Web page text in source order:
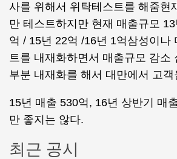
사를 위해서 위탁테스트를 해줌현
만 테스트하지만 현재 매출규모
억 / 15년 22억 /16년 1억삼성이나
트를 내재화하면서 매출규모 감소
부분 내재화를 해서 대만에서 고
15년 매출 530억, 16년 상반기 매
만 좋지는 않다.
최근 공시